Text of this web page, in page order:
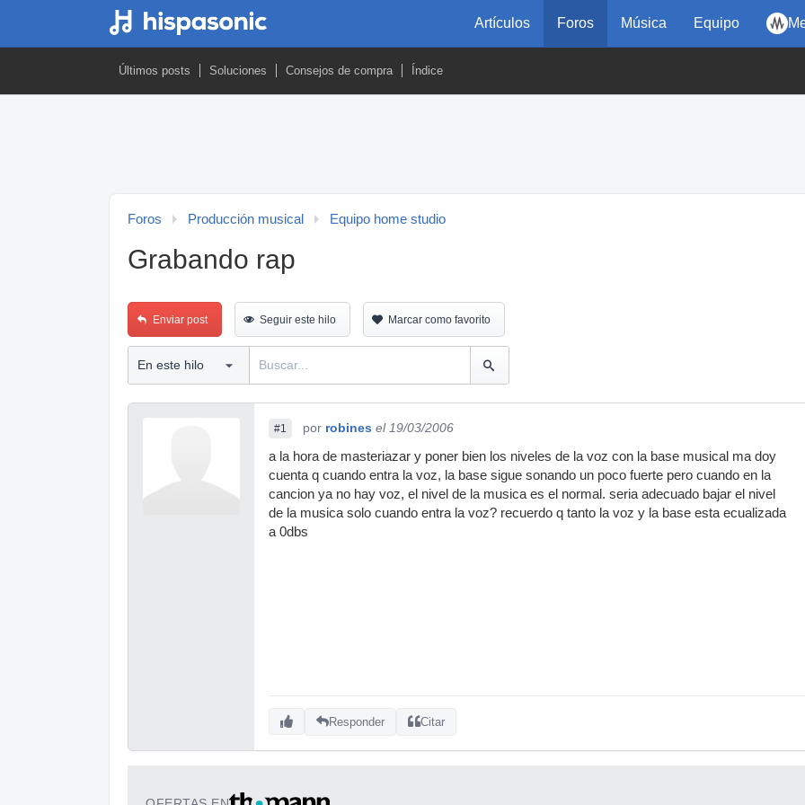
Artículos Foros Música Equipo
Últimos posts Soluciones Consejos de compra Índice
Foros Producción musical Equipo home studio
Grabando rap
Enviar post Seguir este hilo Marcar como favorito
#1 por robines el 19/03/2006
a la hora de masteriazar y poner bien los niveles de la voz con la base musical ma doy
cuenta q cuando entra la voz, la base sigue sonando un poco fuerte pero cuando en la
cancion ya no hay voz, el nivel de la musica es el normal. seria adecuado bajar el nivel
de la musica solo cuando entra la voz? recuerdo q tanto la voz y la base esta ecualizada
a 0dbs
Responder Citar